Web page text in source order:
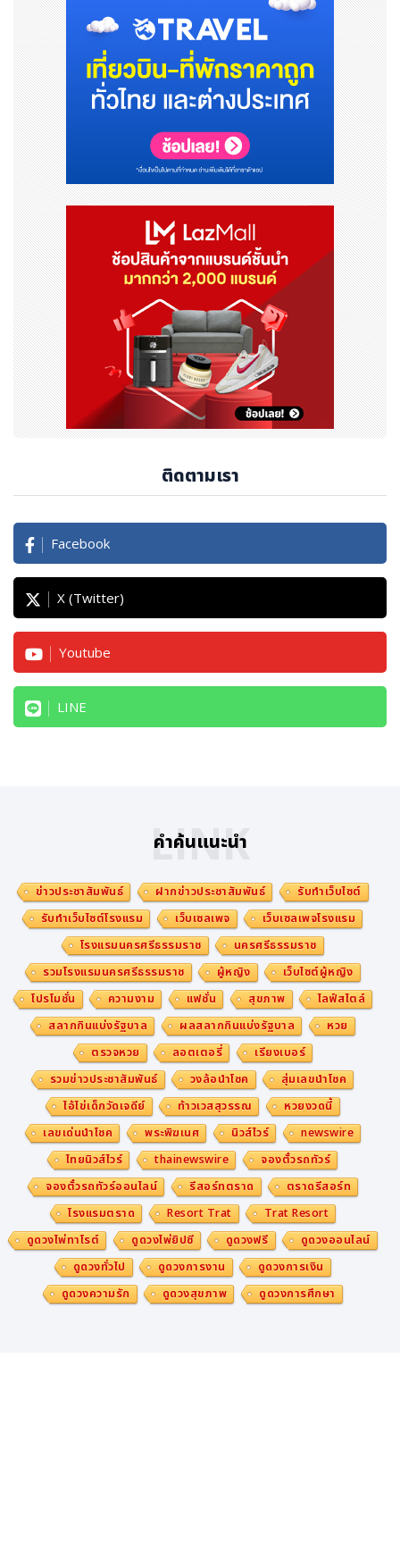
56455/ADNOC_1.jpg
โลโก้ - https://mma.prnewswire.com/media/2156
456/ADNOC_Logo.jpg
ติดตามเรา
Facebook
X (Twitter)
Youtube
LINE
คำค้นแนะนำ
LINK
ข่าวประชาสัมพันธ์ ฝากข่าวประชาสัมพันธ์
รับทำเว็บไซต์
รับทำเว็บไซต์โรงแรม
เว็บเซลเพจ
เว็บเซลเพจโรงแรม
โรงแรมนครศรีธรรมราช
นครศรีธรรมราช
รวมโรงแรมนครศรีธรรมราช
ผู้หญิง
เว็บไซต์ผู้หญิง
โปรโมชั่น
ความงาม แฟชั่น สุขภาพ
ไลฟ์สไตล์
สลากกินแบ่งรัฐบาล
ผลสลากกินแบ่งรัฐบาล
หวย
ตรวจหวย
ลอตเตอรี่
เรียงเบอร์
รวมข่าวประชาสัมพันธ์
วงล้อนำโชค
สุ่มเลขนำโชค
ไอ้ไข่เด็กวัดเจดีย์
ท้าวเวสสุวรรณ
หวยงวดนี้
เลขเด่นนำโชค
พระพิฆเนศ นิวส์ไวร์
newswire
ไทยนิวส์ไวร์
thainewswire
จองตั๋วรถทัวร์
จองตั๋วรถทัวร์ออนไลน์
รีสอร์ทตราด
ตราดรีสอร์ท
โรงแรมตราด
Resort Trat
Trat Resort
ดูดวงไพ่ทาโรต์
ดูดวงไพ่ยิปซี ดูดวงฟรี
ดูดวงออนไลน์
ดูดวงทั่วไป
ดูดวงการงาน
ดูดวงการเงิน
ดูดวงความรัก
ดูดวงสุขภาพ ดูดวงการศึกษา